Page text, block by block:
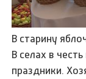
В старину
В селах в
праздники.